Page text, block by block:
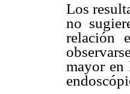
Los
no
relación
mayor en